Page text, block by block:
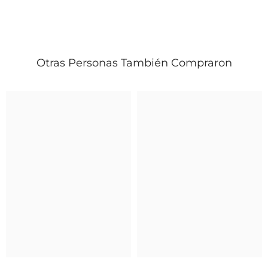
Otras Personas También Compraron